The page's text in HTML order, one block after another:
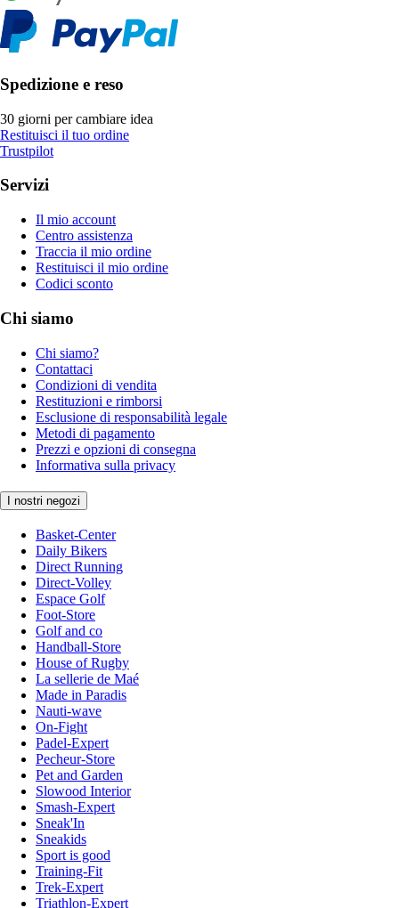
Spedizione e reso
30 giorni per cambiare idea
Restituisci il tuo ordine
Trustpilot
Servizi
Il mio account
Centro assistenza
Traccia il mio ordine
Restituisci il mio ordine
Codici sconto
Chi siamo
Chi siamo?
Contattaci
Condizioni di vendita
Restituzioni e rimborsi
Esclusione di responsabilità legale
Metodi di pagamento
Prezzi e opzioni di consegna
Informativa sulla privacy
I nostri negozi
Basket-Center
Daily Bikers
Direct Running
Direct-Volley
Espace Golf
Foot-Store
Golf and co
Handball-Store
House of Rugby
La sellerie de Maé
Made in Paradis
Nauti-wave
On-Fight
Padel-Expert
Pecheur-Store
Pet and Garden
Slowood Interior
Smash-Expert
Sneak'In
Sneakids
Sport is good
Training-Fit
Trek-Expert
Triathlon-Expert